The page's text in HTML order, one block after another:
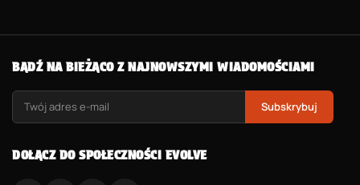
BĄDŹ NA BIEŻĄCO Z NAJNOWSZYMI WIADOMOŚCIAMI
Subskrybuj
DOŁĄCZ DO SPOŁECZNOŚCI EVOLVE